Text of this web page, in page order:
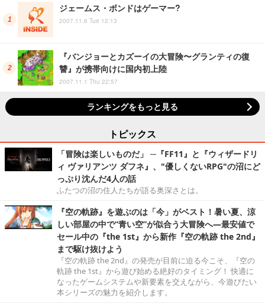
ジェームス・ボンドはゲーマー?
2007.11.6 Tue 12:13
『バンジョーとカズーイの大冒険〜グランティの復
讐』が携帯向けに国内初上陸
2007.11.1 Thu 22:57
ランキングをもっと見る
トピックス
「冒険は楽しいものだ」 ─『FF11』と『ウィザードリ
ィ ヴァリアンツ ダフネ』、"優しくないRPG"の沼にど
っぷり沈んだ4人の話
ふたつの沼の住人たちが語る奥深さとは。
『空の軌跡』を遊ぶのは「今」がベスト！暑い夏、涼
しい部屋の中で“青い空”が似合う大冒険へ―最安値で
セール中の『the 1st』から新作『空の軌跡 the 2nd』
まで駆け抜けよう
『空の軌跡 the 2nd』の発売が目前に迫る今こそ、『空の
軌跡 the 1st』から遊び始める絶好のタイミング！ 快適に
なったゲームシステムや新要素を交えながら、今遊びたい
本シリーズの魅力を紹介します。